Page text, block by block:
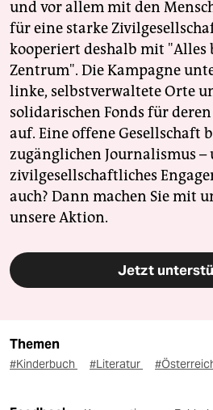
und vor allem mit den
für eine starke
kooperiert deshalb mit
Zentrum". Die Kampagne
linke, selbstverwaltete Orte
solidarischen Fonds für
auf. Eine offene Gesellschaft
zugänglichen Journalismus –
zivilgesellschaftliches
auch? Dann machen Sie mit
unsere Aktion.
Jetzt
Themen
#Kinderbuch #Literatur